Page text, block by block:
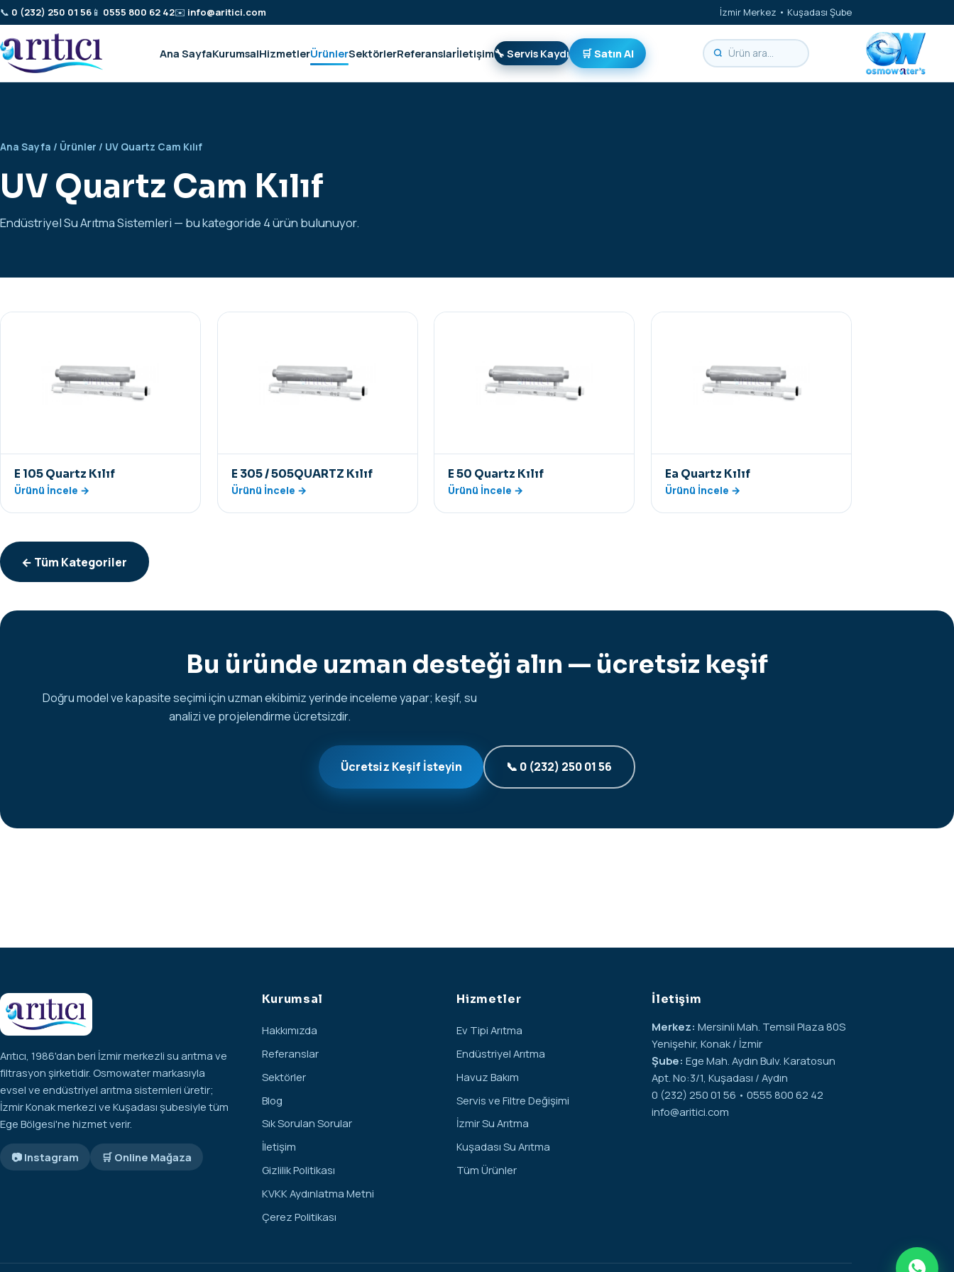
📞 0 (232) 250 01 56 📱 0555 800 62 42✉️ info@aritici.com İzmir Merkez • Kuşadası Şube
Ana SayfaKurumsalHizmetlerÜrünlerSektörlerReferanslarİletişim🔧 Servis Kaydı 🛒 Satın Al
Ana Sayfa / Ürünler / UV Quartz Cam Kılıf
UV Quartz Cam Kılıf
Endüstriyel Su Arıtma Sistemleri — bu kategoride 4 ürün bulunuyor.
E 105 Quartz Kılıf
Ürünü İncele →
E 305 / 505QUARTZ Kılıf
Ürünü İncele →
E 50 Quartz Kılıf
Ürünü İncele →
Ea Quartz Kılıf
Ürünü İncele →
← Tüm Kategoriler
Bu üründe uzman desteği alın — ücretsiz keşif
Doğru model ve kapasite seçimi için uzman ekibimiz yerinde inceleme yapar; keşif, su
analizi ve projelendirme ücretsizdir.
Ücretsiz Keşif İsteyin 📞 0 (232) 250 01 56
Arıtıcı, 1986'dan beri İzmir merkezli su arıtma ve
filtrasyon şirketidir. Osmowater markasıyla
evsel ve endüstriyel arıtma sistemleri üretir;
İzmir Konak merkezi ve Kuşadası şubesiyle tüm
Ege Bölgesi'ne hizmet verir.
📷 Instagram 🛒 Online Mağaza
Kurumsal
Hakkımızda
Referanslar
Sektörler
Blog
Sık Sorulan Sorular
İletişim
Gizlilik Politikası
KVKK Aydınlatma Metni
Çerez Politikası
Hizmetler
Ev Tipi Arıtma
Endüstriyel Arıtma
Havuz Bakım
Servis ve Filtre Değişimi
İzmir Su Arıtma
Kuşadası Su Arıtma
Tüm Ürünler
İletişim
Merkez: Mersinli Mah. Temsil Plaza 80S
Yenişehir, Konak / İzmir
Şube: Ege Mah. Aydın Bulv. Karatosun
Apt. No:3/1, Kuşadası / Aydın
0 (232) 250 01 56 • 0555 800 62 42
info@aritici.com